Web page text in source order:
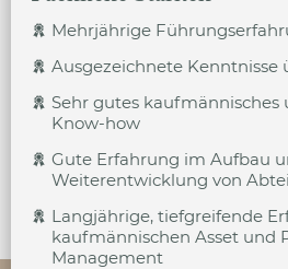
Mehrjährige
Ausgezeichnete Kenntnisse
Sehr gutes kaufmännisches
Know-how
Gute Erfahrung im Aufbau
Weiterentwicklung von
Langjährige, tiefgreifende
kaufmännischen Asset und
Management